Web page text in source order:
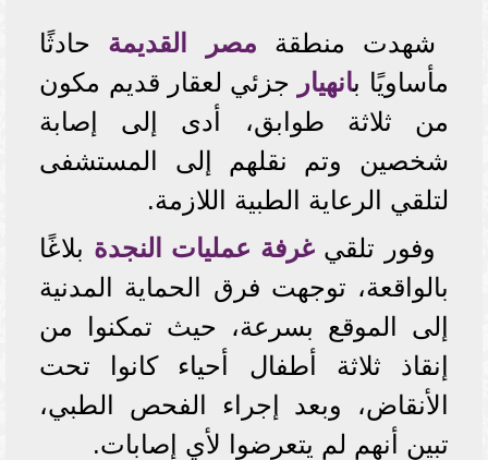
شهدت منطقة مصر القديمة حادثًا
مأساويًا بانهيار جزئي لعقار قديم مكون
من ثلاثة طوابق، أدى إلى إصابة
شخصين وتم نقلهم إلى المستشفى
لتلقي الرعاية الطبية اللازمة.
وفور تلقيغرفة عمليات النجدة بلاغًا
بالواقعة، توجهت فرق الحماية المدنية
إلى الموقع بسرعة، حيث تمكنوا من
إنقاذ ثلاثة أطفال أحياء كانوا تحت
الأنقاض، وبعد إجراء الفحص الطبي،
تبين أنهم لم يتعرضوا لأي إصابات.